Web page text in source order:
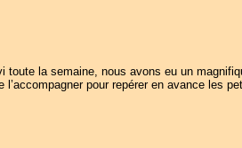
la semaine, nous avons eu un
pour repérer en avance les